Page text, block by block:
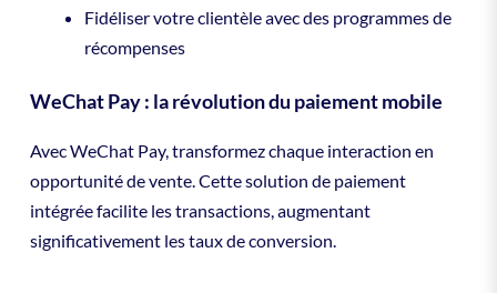
Fidéliser votre clientèle avec des programmes de
récompenses
WeChat Pay : la révolution du paiement mobile
Avec WeChat Pay, transformez chaque interaction en
opportunité de vente. Cette solution de paiement
intégrée facilite les transactions, augmentant
significativement les taux de conversion.